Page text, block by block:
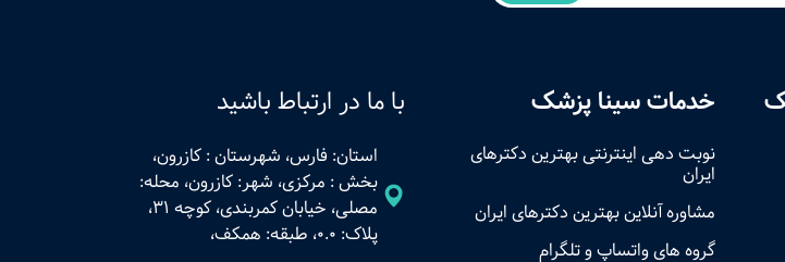
خدمات سینا پزشک
نوبت‌ دهی اینترنتی بهترین دکترهای
ایران
مشاوره آنلاین بهترین دکترهای ایران
گروه های واتساپ و تلگرام
با ما در ارتباط باشید
استان: فارس، شهرستان : کازرون،
بخش : مرکزی، شهر: کازرون، محله:
مصلی، خیابان کمربندی، کوچه 31،
پلاک: 0.0، طبقه: همکف،